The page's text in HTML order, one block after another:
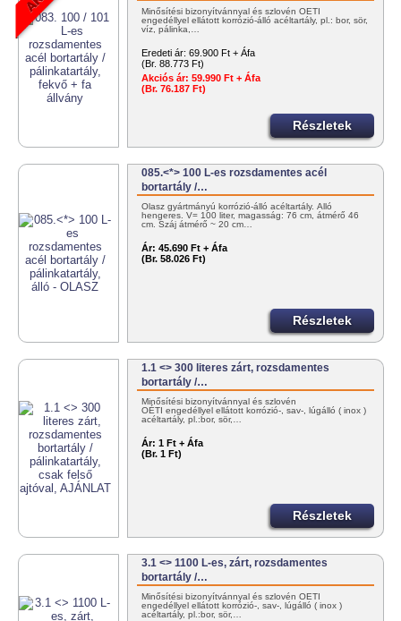
Minősítési bizonyítvánnyal és szlovén OÉTI
engedéllyel ellátott korrózió-álló acéltartály, pl.: bor, sör,
víz, pálinka,…
Eredeti ár: 69.900 Ft + Áfa
(Br. 88.773 Ft)
Akciós ár: 59.990 Ft + Áfa
(Br. 76.187 Ft)
Részletek
085.<*> 100 L-es rozsdamentes acél
bortartály /…
Olasz gyártmányú korrózió-álló acéltartály. Álló
hengeres. V= 100 liter, magasság: 76 cm, átmérő 46
cm. Száj átmérő ~ 20 cm…
Ár: 45.690 Ft + Áfa
(Br. 58.026 Ft)
Részletek
1.1 <> 300 literes zárt, rozsdamentes
bortartály /…
Minősítési bizonyítvánnyal és szlovén
OÉTI engedéllyel ellátott korrózió-, sav-, lúgálló ( inox )
acéltartály, pl.:bor, sör,…
Ár: 1 Ft + Áfa
(Br. 1 Ft)
Részletek
3.1 <> 1100 L-es, zárt, rozsdamentes
bortartály /…
Minősítési bizonyítvánnyal és szlovén OÉTI
engedéllyel ellátott korrózió-, sav-, lúgálló ( inox )
acéltartály, pl.:bor, sör,…